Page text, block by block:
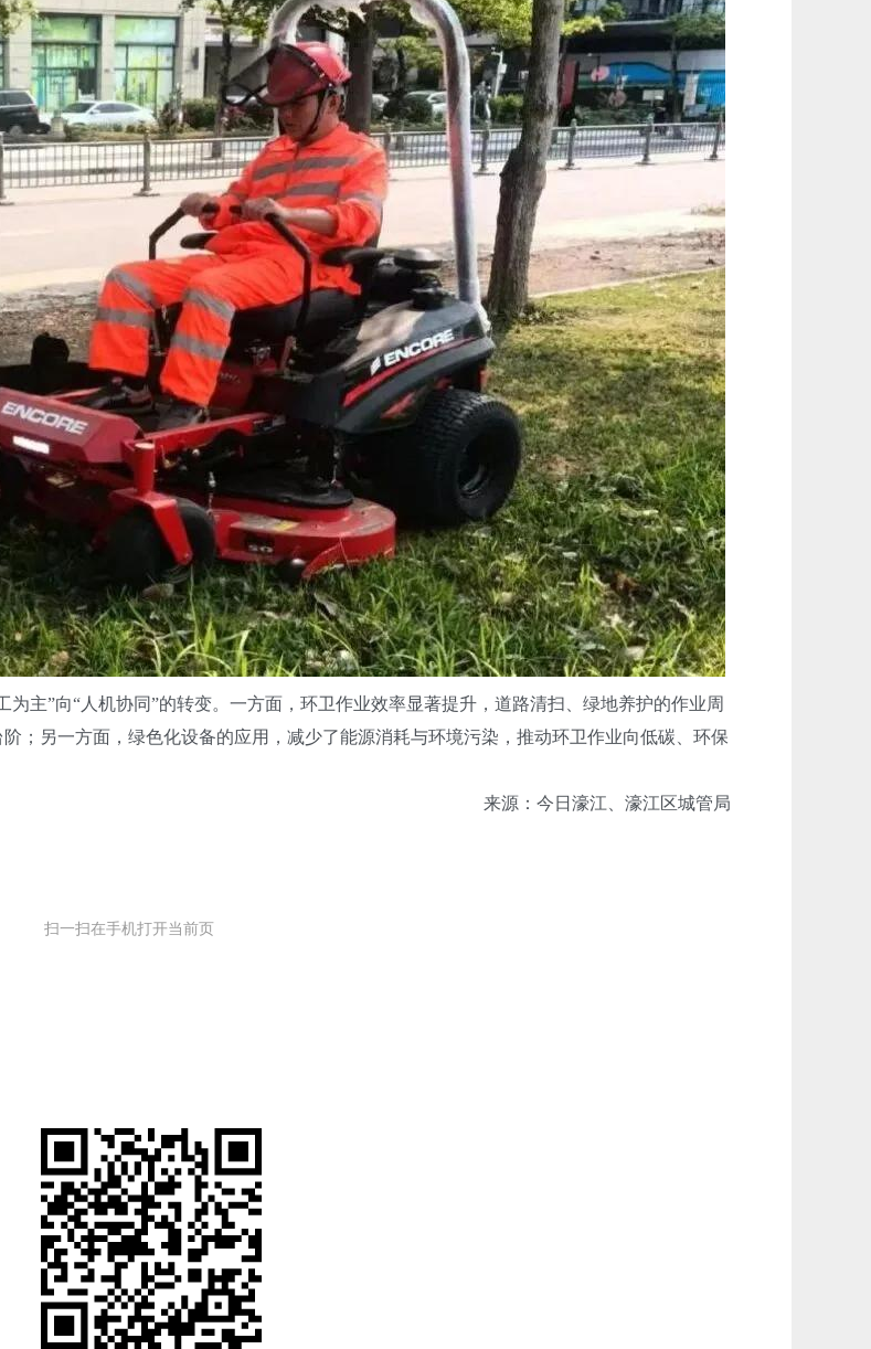
”向“人机协同”的转变。一方面，环卫作业效率显著提升，道路清扫、绿地养护的作业周
；另一方面，绿色化设备的应用，减少了能源消耗与环境污染，推动环卫作业向低碳、环保
来源：今日濠江、濠江区城管局
扫一扫在手机打开当前页